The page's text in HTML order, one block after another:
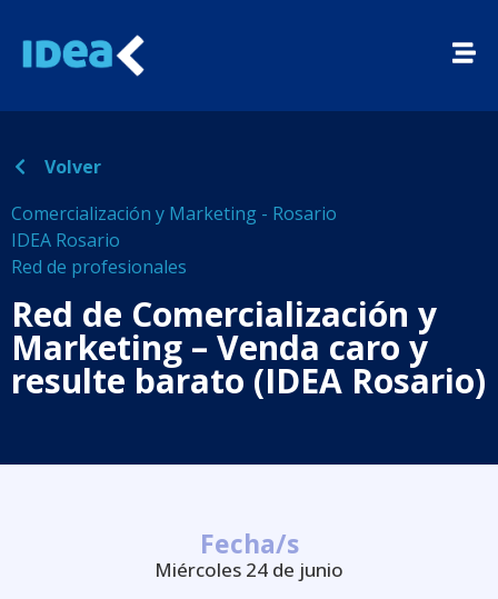
Volver
Comercialización y Marketing - Rosario
IDEA Rosario
Red de profesionales
Red de Comercialización y
Marketing – Venda caro y
resulte barato (IDEA Rosario)
Fecha/s
Miércoles 24 de junio